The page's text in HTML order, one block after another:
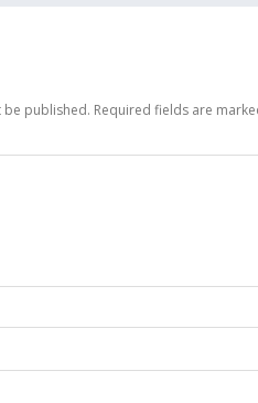
be published. Required fields are